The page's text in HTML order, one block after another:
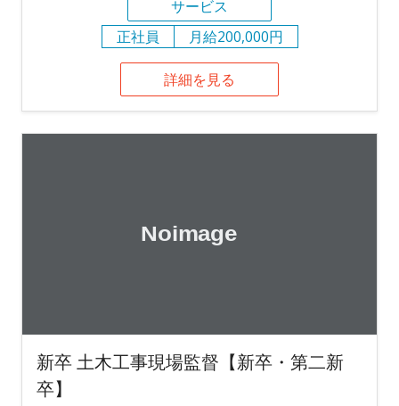
サービス
正社員
月給200,000円
詳細を見る
新卒 土木工事現場監督【新卒・第二新
卒】